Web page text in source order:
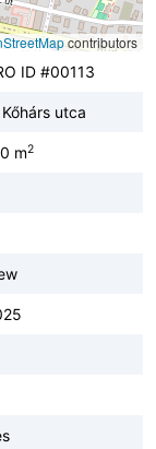
contributors
ID #00113
utca
m2